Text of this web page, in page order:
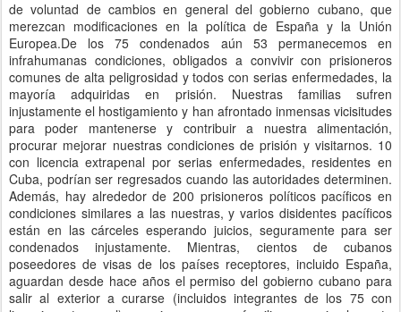
de voluntad de cambios en general del gobierno cubano, que
merezcan modificaciones en la política de España y la Unión
Europea.De los 75 condenados aún 53 permanecemos en
infrahumanas condiciones, obligados a convivir con prisioneros
comunes de alta peligrosidad y todos con serias enfermedades, la
mayoría adquiridas en prisión. Nuestras familias sufren
injustamente el hostigamiento y han afrontado inmensas vicisitudes
para poder mantenerse y contribuir a nuestra alimentación,
procurar mejorar nuestras condiciones de prisión y visitarnos. 10
con licencia extrapenal por serias enfermedades, residentes en
Cuba, podrían ser regresados cuando las autoridades determinen.
Además, hay alrededor de 200 prisioneros políticos pacíficos en
condiciones similares a las nuestras, y varios disidentes pacíficos
están en las cárceles esperando juicios, seguramente para ser
condenados injustamente. Mientras, cientos de cubanos
poseedores de visas de los países receptores, incluido España,
aguardan desde hace años el permiso del gobierno cubano para
salir al exterior a curarse (incluidos integrantes de los 75 con